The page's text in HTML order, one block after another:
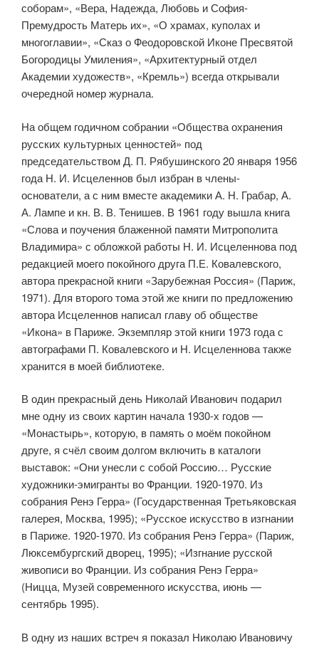
соборам», «Вера, Надежда, Любовь и София-
Премудрость Матерь их», «О храмах, куполах и
многоглавии», «Сказ о Феодоровской Иконе Пресвятой
Богородицы Умиления», «Архитектурный отдел
Академии художеств», «Кремль») всегда открывали
очередной номер журнала.
На общем годичном собрании «Общества охранения
русских куль­турных ценностей» под
председательством Д. П. Рябушинского 20 января 1956
года Н. И. Исцеленнов был избран в члены-
основатели, а с ним вместе академики А. Н. Грабар, А.
А. Лампе и кн. В. В. Тенишев. В 1961 году вышла книга
«Слова и поучения блаженной памяти Митрополита
Владимира» с обложкой работы Н. И. Исцеленнова под
редакцией моего покойного друга П.Е. Ковалевского,
автора прекрасной книги «Зарубежная Россия» (Париж,
1971). Для второго тома этой же книги по предложению
автора Исцеленнов написал главу об обществе
«Икона» в Париже. Экземпляр этой книги 1973 года с
автографами П. Ковалевского и Н. Исцеленнова также
хранится в моей библиотеке.
В один прекрасный день Николай Иванович подарил
мне одну из своих картин начала 1930-х годов —
«Монастырь», которую, в память о моём покойном
друге, я счёл своим долгом включить в каталоги
выставок: «Они унесли с собой Россию… Русские
художники-эмигранты во Франции. 1920-1970. Из
собрания Ренэ Герра» (Государственная Третьяковская
галерея, Москва, 1995); «Русское искусство в изгнании
в Париже. 1920-1970. Из собрания Ренэ Герра» (Париж,
Люксембургский дворец, 1995); «Изгнание русской
живописи во Франции. Из собрания Ренэ Герра»
(Ницца, Музей современного искусства, июнь —
сентябрь 1995).
В одну из наших встреч я показал Николаю Ивановичу